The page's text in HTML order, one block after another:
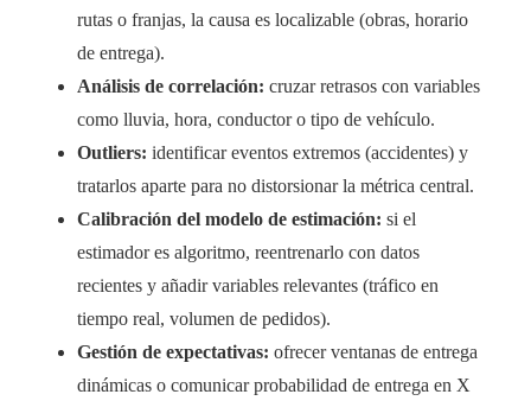
rutas o franjas, la causa es localizable (obras, horario
de entrega).
Análisis de correlación: cruzar retrasos con variables
como lluvia, hora, conductor o tipo de vehículo.
Outliers: identificar eventos extremos (accidentes) y
tratarlos aparte para no distorsionar la métrica central.
Calibración del modelo de estimación: si el
estimador es algoritmo, reentrenarlo con datos
recientes y añadir variables relevantes (tráfico en
tiempo real, volumen de pedidos).
Gestión de expectativas: ofrecer ventanas de entrega
dinámicas o comunicar probabilidad de entrega en X